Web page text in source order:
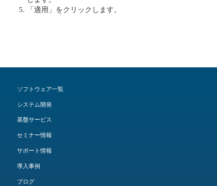
「適用」をクリックします。
ソフトウェア一覧
システム開発
基盤サービス
セミナー情報
サポート情報
導入事例
ブログ